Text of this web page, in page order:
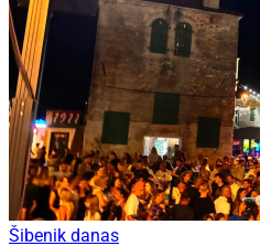
Šibenik danas